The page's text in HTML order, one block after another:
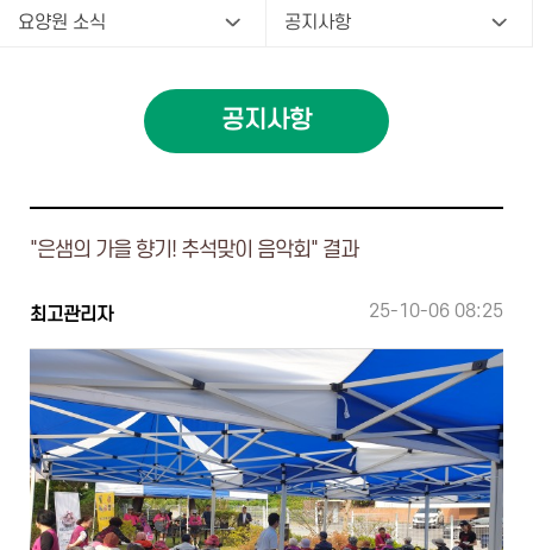
요양원 소식 공지사항
공지사항
"은샘의 가을 향기! 추석맞이 음악회" 결과
최고관리자 25-10-06 08:25